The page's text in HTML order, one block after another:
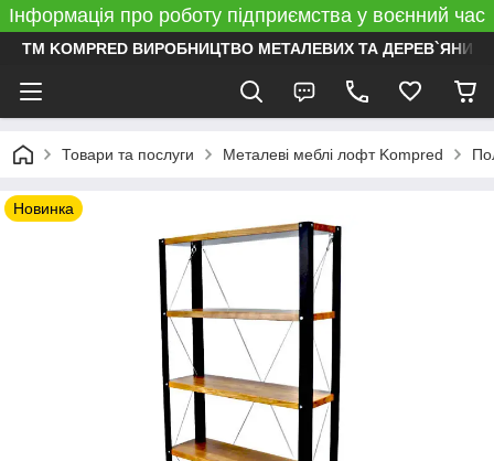
Інформація про роботу підприємства у воєнний час
ТМ KOMPRED ВИРОБНИЦТВО МЕТАЛЕВИХ ТА ДЕРЕВ`ЯНИХ
Товари та послуги Металеві меблі лофт Kompred
Новинка